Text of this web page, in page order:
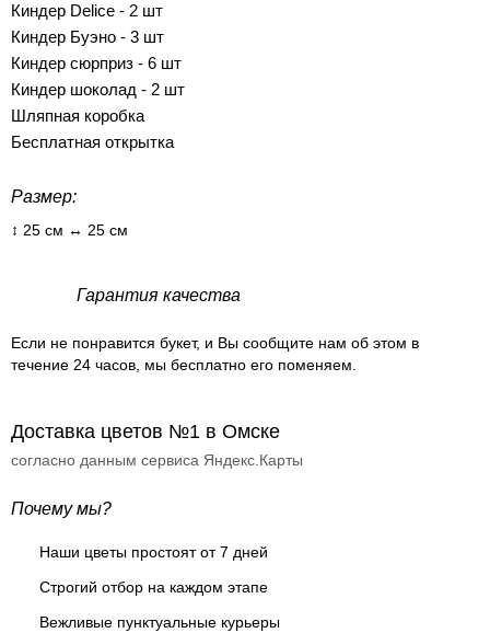
Киндер Delice - 2 шт
Киндер Буэно - 3 шт
Киндер сюрприз - 6 шт
Киндер шоколад - 2 шт
Шляпная коробка
Бесплатная открытка
Размер:
↕ 25 см ↔ 25 см
Гарантия качества
Если не понравится букет, и Вы сообщите нам об этом в
течение 24 часов, мы бесплатно его поменяем.
Доставка цветов №1 в Омске
согласно данным сервиса Яндекс.Карты
Почему мы?
Наши цветы простоят от 7 дней
Строгий отбор на каждом этапе
Вежливые пунктуальные курьеры